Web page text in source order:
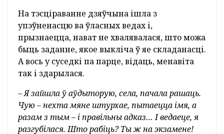
На тэсціраванне дзяўчына ішла з
упэўненасцю ва ўласных ведах і,
прызнаецца, нават не хвалявалася, што можа
быць заданне, якое выкліча ў яе складанасці.
А вось у суседкі па парце, відаць, менавіта
так і здарылася.
– Я зайшла ў аўдыторую, села, пачала рашаць.
Чую – нехта мяне штурхае, пытаецца імя, а
разам з тым – і правільны адказ… І ведаеце, я
разгубілася. Што рабіць? Ты ж на экзамене!